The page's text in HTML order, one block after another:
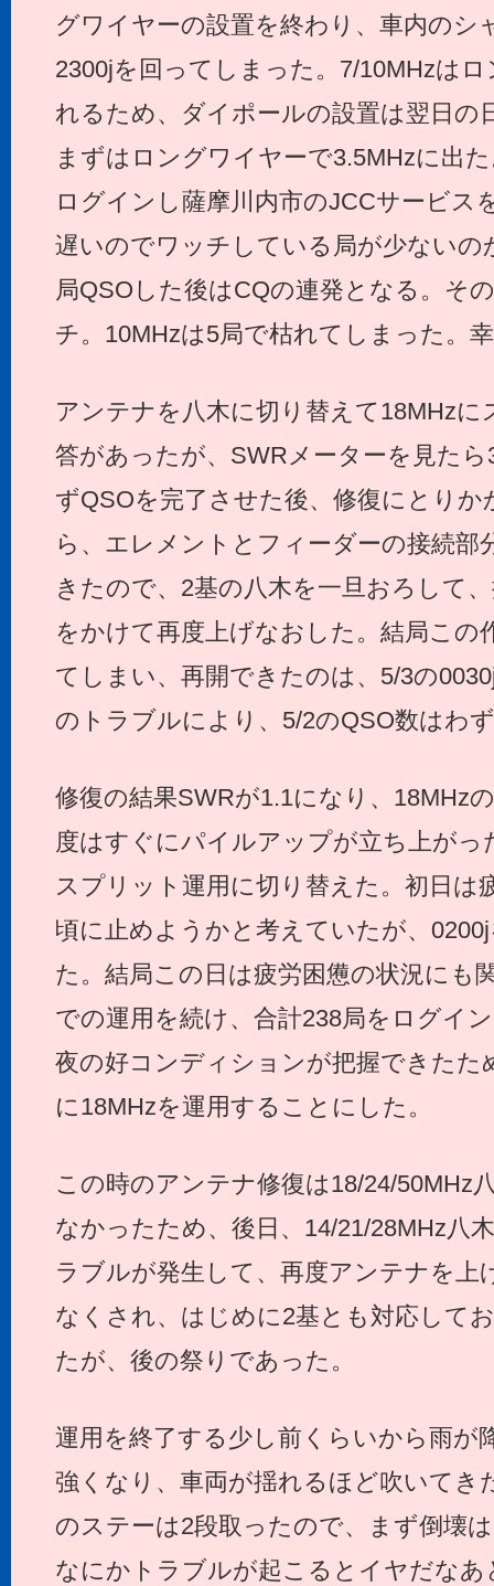
グワイヤーの設置を終わり、車内のシ
2300jを回ってしまった。7/10MHzは
れるため、ダイポールの設置は翌日の
まずはロングワイヤーで3.5MHzに出
ログインし薩摩川内市のJCCサービス
遅いのでワッチしている局が少ないの
局QSOした後はCQの連発となる。そ
チ。10MHzは5局で枯れてしまった。
アンテナを八木に切り替えて18MHz
答があったが、SWRメーターを見た
ずQSOを完了させた後、修復にとり
ら、エレメントとフィーダーの接続部
きたので、2基の八木を一旦おろして
をかけて再度上げなおした。結局この
てしまい、再開できたのは、5/3の
のトラブルにより、5/2のQSO数はわ
修復の結果SWRが1.1になり、18MHz
度はすぐにパイルアップが立ち上がっ
スプリット運用に切り替えた。初日は
頃に止めようかと考えていたが、
た。結局この日は疲労困憊の状況にも
での運用を続け、合計238局をログイ
夜の好コンディションが把握できたた
に18MHzを運用することにした。
この時のアンテナ修復は18/24/50MHz
なかったため、後日、14/21/28MHz八
ラブルが発生して、再度アンテナを上
なくされ、はじめに2基とも対応して
たが、後の祭りであった。
運用を終了する少し前くらいから雨が
強くなり、車両が揺れるほど吹いてき
のステーは2段取ったので、まず倒壊
なにかトラブルが起こるとイヤだなあ